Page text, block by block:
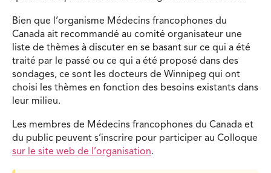
Bien que l’organisme Médecins francophones du
Canada ait recommandé au comité organisateur une
liste de thèmes à discuter en se basant sur ce qui a été
traité par le passé ou ce qui a été proposé dans des
sondages, ce sont les docteurs de Winnipeg qui ont
choisi les thèmes en fonction des besoins existants dans
leur milieu.
Les membres de Médecins francophones du Canada et
du public peuvent s’inscrire pour participer au Colloque
sur le site web de l’organisation.